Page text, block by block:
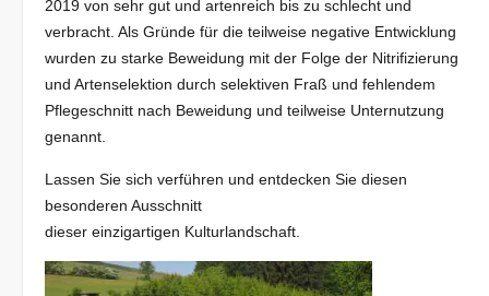
2019 von sehr gut und artenreich bis zu schlecht und
verbracht. Als Gründe für die teilweise negative Entwicklung
wurden zu starke Beweidung mit der Folge der Nitrifizierung
und Artenselektion durch selektiven Fraß und fehlendem
Pflegeschnitt nach Beweidung und teilweise Unternutzung
genannt.
Lassen Sie sich verführen und entdecken Sie diesen
besonderen Ausschnitt
dieser einzigartigen Kulturlandschaft.